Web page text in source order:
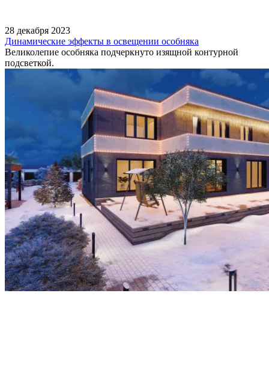
28 декабря 2023
Динамические эффекты в освещении особняка
Великолепие особняка подчеркнуто изящной контурной
подсветкой.